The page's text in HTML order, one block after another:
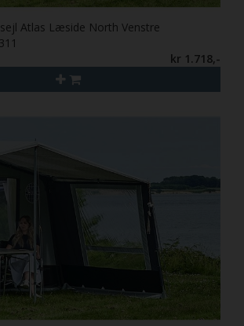
Atlas Læside North Venstre
kr 1.718,-